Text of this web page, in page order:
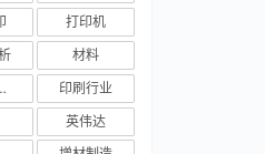
打印机
材料
术
印刷行业
英伟达